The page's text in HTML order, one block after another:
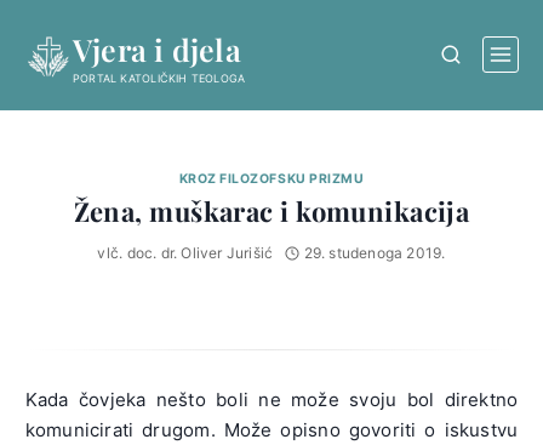
content
Vjera i djela
PORTAL KATOLIČKIH TEOLOGA
KROZ FILOZOFSKU PRIZMU
Žena, muškarac i komunikacija
vlč. doc. dr. Oliver Jurišić 29. studenoga 2019.
Kada čovjeka nešto boli ne može svoju bol direktno
komunicirati drugom. Može opisno govoriti o iskustvu